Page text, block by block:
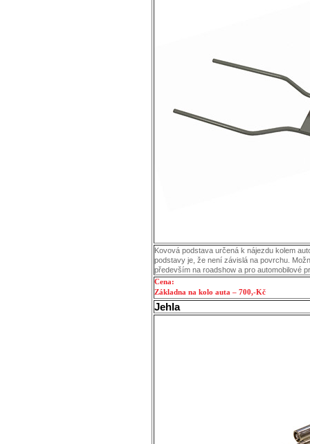
Kovová podstava určená k nájezdu kolem
podstavy je, že není závislá na povrchu.
především na roadshow a pro automobilové
Cena:
Základna na kolo auta – 700,-Kč
Jehla